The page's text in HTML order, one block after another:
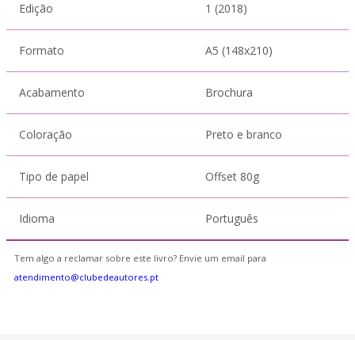
Edição 1 (2018)
Formato A5 (148x210)
Acabamento Brochura
Coloração Preto e branco
Tipo de papel Offset 80g
Idioma Português
Tem algo a reclamar sobre este livro? Envie um email para
atendimento@clubedeautores.pt